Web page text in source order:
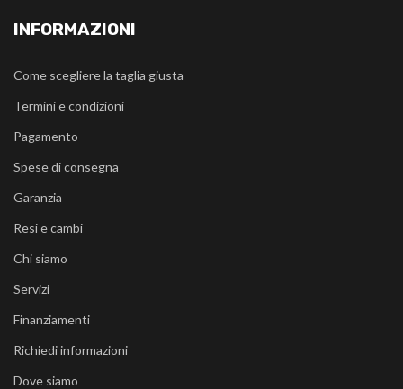
INFORMAZIONI
Come scegliere la taglia giusta
Termini e condizioni
Pagamento
Spese di consegna
Garanzia
Resi e cambi
Chi siamo
Servizi
Finanziamenti
Richiedi informazioni
Dove siamo